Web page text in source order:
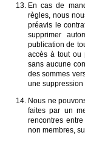
En cas de
règles, nous
préavis le
supprimer
publication de
accès à tout ou
sans aucune
des sommes
une suppression
Nous ne
faites par un
rencontres
non membres,